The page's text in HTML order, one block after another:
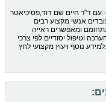
- עם ד"ר חיים שם דוד,פסיכיאטר
אנשי מקצוע רבים
ומאפשרים ראייה
וטיפול יסודיים לפי צרכי
נוסף ויעוץ מקצועי לחץ